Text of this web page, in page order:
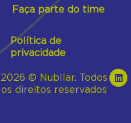
Faça parte do time
Política de
privacidade
2026 © Nubllar. Todos
os direitos reservados